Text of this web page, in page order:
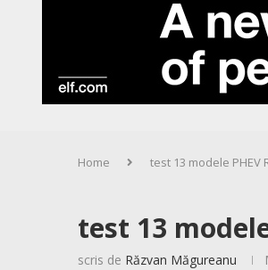
Home test 13 modele PHEV
test 13
scris de Răzvan Măgureanu